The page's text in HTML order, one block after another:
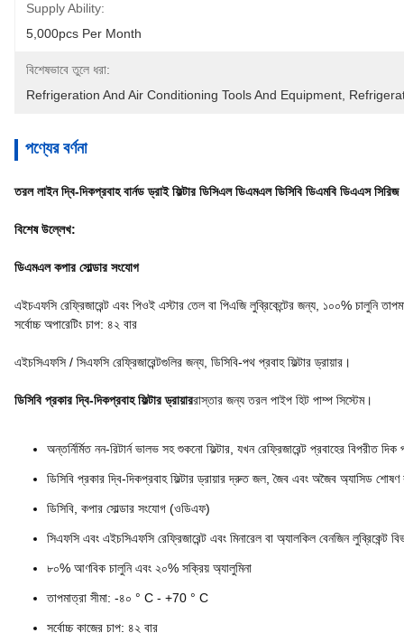
Supply Ability:
5,000pcs Per Month
বিশেষভাবে তুলে ধরা:
Refrigeration And Air Conditioning Tools And Equipment
পণ্যের বর্ণনা
তরল লাইন দ্বি-দিকপ্রবাহ বার্নড ড্রাই ফিল্টার ডি‌সি‌এল ডি‌এম‌এল ডি‌সি‌বি ডি‌এম‌বি ডি‌এ‌এস সিরিজ
বিশেষ উল্লেখ:
ডি‌এম‌এল কপার সোল্ডার সংযোগ
এইচএফসি রেফ্রিজারেন্ট এবং পিওই এস্টার তেল বা পিএ‌জি লুব্রিকেন্টের জন্য, ১০০% চালুনি
সর্বোচ্চ অপারেটিং চাপ: ৪২ বার
এইচসিএফসি / সিএফসি রেফ্রিজারেন্টগুলির জন্য, ডি‌সি‌বি-পথ প্রবাহ ফিল্টার ড্রায়ার।
ডি‌সি‌বি প্রকার দ্বি-দিকপ্রবাহ ফিল্টার ড্রায়াররাস্তার জন্য তরল পাইপ হিট পাম্প সিস্টেম।
অন্তর্নির্মিত নন-রিটার্ন ভালভ সহ শুকনো ফিল্টার, যখন রেফ্রিজারেন্ট প্রবাহের বিপরীত
ডি‌সি‌বি প্রকার দ্বি-দিকপ্রবাহ ফিল্টার ড্রায়ার দ্রুত জল, জৈব এবং অজৈব অ্যাসিড
ডি‌সি‌বি, কপার সোল্ডার সংযোগ (ওডি‌এফ)
সিএফসি এবং এইচসিএফসি রেফ্রিজারেন্ট এবং মিনারেল বা অ্যালকিল বেনজিন লুব্রিকেন্ট
৮০% আণবিক চালুনি এবং ২০% সক্রিয় অ্যালুমিনা
তাপমাত্রা সীমা: -৪০ ° C - +70 ° C
সর্বোচ্চ কাজের চাপ: ৪২ বার